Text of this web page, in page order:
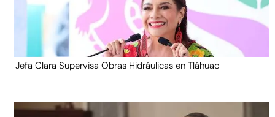
Jefa Clara Supervisa Obras Hidráulicas en Tláhuac